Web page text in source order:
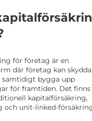
för företag är en
där företag kan skydda
bygga upp
för framtiden. Det finns
kapitalförsäkring,
och unit-linked-